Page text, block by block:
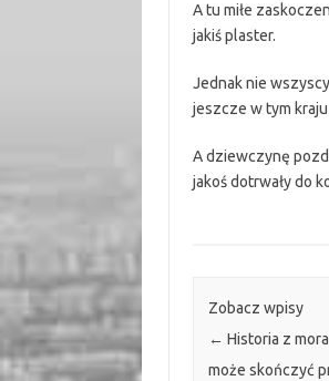
A tu miłe
jakiś plaster.
Jednak nie
jeszcze w tym
A dziewczynę
jakoś dotrwały do
Zobacz wpisy
← Historia z
może skończyć